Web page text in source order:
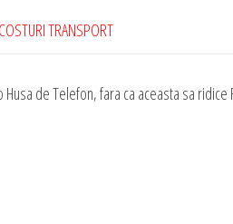
COSTURI TRANSPORT
de Telefon, fara ca aceasta sa ridice